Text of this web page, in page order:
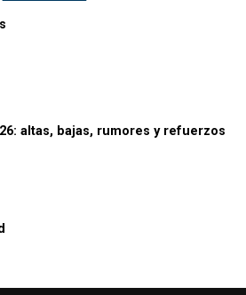
altas, bajas, rumores y refuerzos